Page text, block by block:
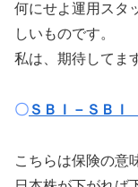
何にせよ運用スタ
しいものです。
私は、期待してま
〇ＳＢＩ－ＳＢＩ
こちらは保険の意